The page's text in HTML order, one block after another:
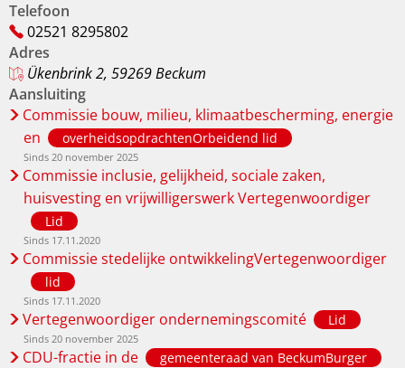
Telefoon
02521 8295802
Adres
Ükenbrink 2, 59269 Beckum
Aansluiting
Commissie bouw, milieu, klimaatbescherming, energie
en
overheidsopdrachtenOrbeidend lid
Sinds 20 november 2025
Commissie inclusie, gelijkheid, sociale zaken,
huisvesting en vrijwilligerswerk Vertegenwoordiger
Lid
Sinds 17.11.2020
Commissie stedelijke ontwikkelingVertegenwoordiger
lid
Sinds 17.11.2020
Vertegenwoordiger ondernemingscomité Lid
Sinds 20 november 2025
CDU-fractie in de gemeenteraad van BeckumBurger